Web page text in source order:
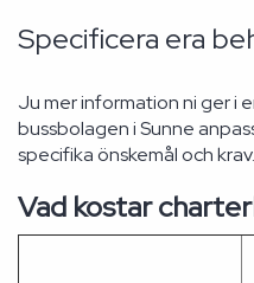
Specificera era
Ju mer information ni ger i
bussbolagen i Sunne
specifika önskemål och krav.
Vad kostar